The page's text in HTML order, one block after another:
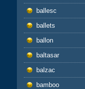
ballesc
ballets
ballon
baltasar
balzac
bamboo